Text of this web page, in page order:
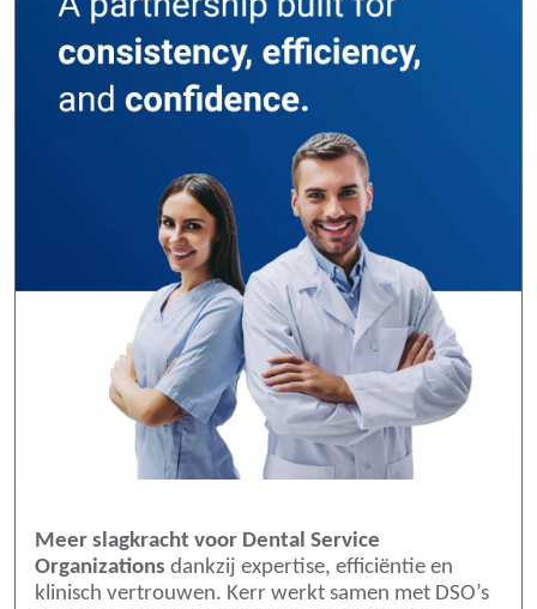
Meer slagkracht voor Dental Service
Organizations dankzij expertise, efficiëntie en
klinisch vertrouwen. Kerr werkt samen met DSO’s